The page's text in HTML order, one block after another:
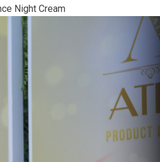
Night Cream